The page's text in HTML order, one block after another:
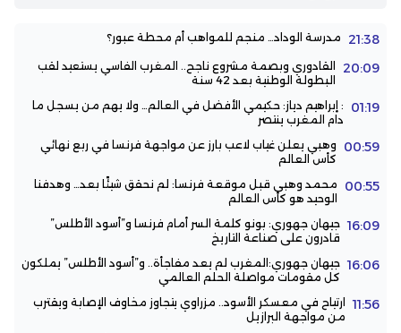
21:38 مدرسة الوداد… منجم للمواهب أم محطة عبور؟
20:09
القادوري وبصمة مشروع ناجح.. المغرب الفاسي يستعيد لقب
البطولة الوطنية بعد 42 سنة
01:19
: إبراهيم دياز: حكيمي الأفضل في العالم… ولا يهم من يسجل ما
دام المغرب ينتصر
00:59
وهبي يعلن غياب لاعب بارز عن مواجهة فرنسا في ربع نهائي
كأس العالم
00:55
محمد وهبي قبل موقعة فرنسا: لم نحقق شيئًا بعد… وهدفنا
الوحيد هو كأس العالم
16:09 جيهان جهوري: بونو كلمة السر أمام فرنسا و”أسود الأطلس”
قادرون على صناعة التاريخ
16:06 جيهان جهوري:المغرب لم يعد مفاجأة.. و”أسود الأطلس” يملكون
كل مقومات مواصلة الحلم العالمي
11:56
ارتياح في معسكر الأسود.. مزراوي يتجاوز مخاوف الإصابة ويقترب
من مواجهة البرازيل